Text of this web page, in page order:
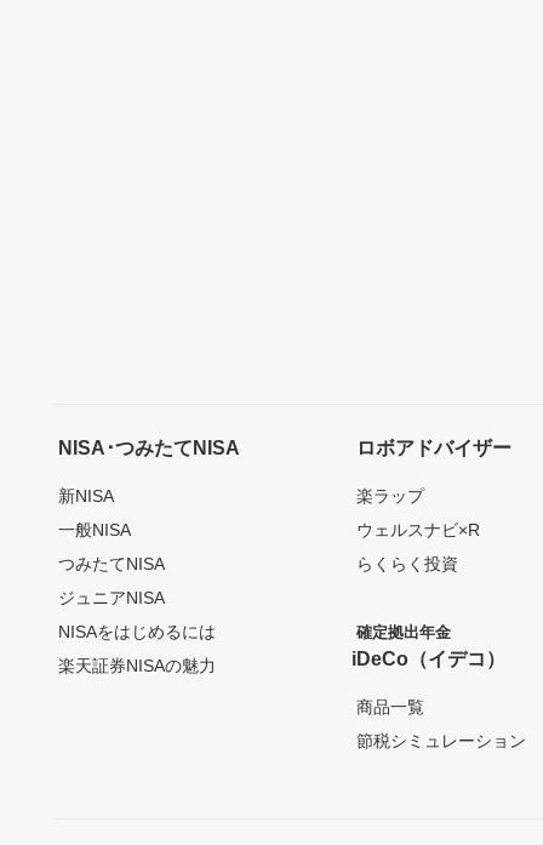
NISA･つみたてNISA
新NISA
一般NISA
つみたてNISA
ジュニアNISA
NISAをはじめるには
楽天証券NISAの魅力
ロボアドバイザー
楽ラップ
ウェルスナビ×R
らくらく投資
確定拠出年金
iDeCo（イデコ）
商品一覧
節税シミュレーション